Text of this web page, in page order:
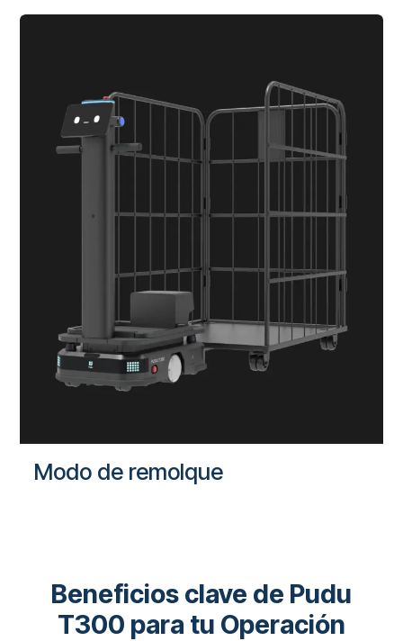
Modo de remolque
Beneficios clave de Pudu
T300 para tu Operación